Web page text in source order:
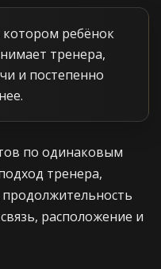
ребёнок
тренера,
и постепенно
по одинаковым
тренера,
расположение и